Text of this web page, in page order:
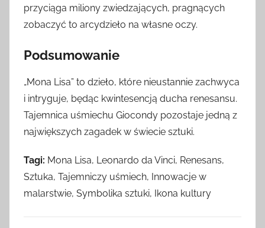
przyciąga miliony zwiedzających, pragnących
zobaczyć to arcydzieło na własne oczy.
Podsumowanie
„Mona Lisa” to dzieło, które nieustannie zachwyca
i intryguje, będąc kwintesencją ducha renesansu.
Tajemnica uśmiechu Giocondy pozostaje jedną z
największych zagadek w świecie sztuki.
Tagi: Mona Lisa, Leonardo da Vinci, Renesans,
Sztuka, Tajemniczy uśmiech, Innowacje w
malarstwie, Symbolika sztuki, Ikona kultury